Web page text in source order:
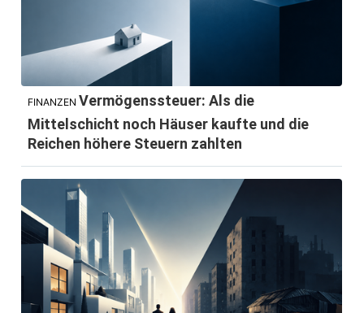
FINANZEN Vermögenssteuer: Als die
Mittelschicht noch Häuser kaufte und die
Reichen höhere Steuern zahlten